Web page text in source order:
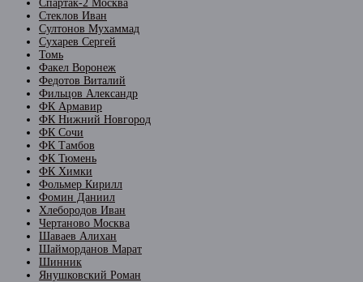
Спартак-2 Москва
Стеклов Иван
Султонов Мухаммад
Сухарев Сергей
Томь
Факел Воронеж
Федотов Виталий
Фильцов Александр
ФК Армавир
ФК Нижний Новгород
ФК Сочи
ФК Тамбов
ФК Тюмень
ФК Химки
Фольмер Кирилл
Фомин Даниил
Хлебородов Иван
Чертаново Москва
Шаваев Алихан
Шайморданов Марат
Шинник
Янушковский Роман